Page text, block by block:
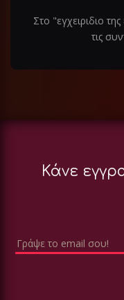
Στο "εγχειριδιο
τις
Κάνε